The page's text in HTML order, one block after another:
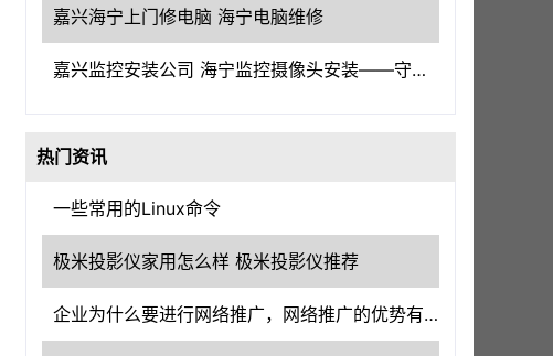
嘉兴海宁上门修电脑 海宁电脑维修
嘉兴监控安装公司 海宁监控摄像头安装——守护嘉兴，洞察一切
热门资讯
一些常用的Linux命令
极米投影仪家用怎么样 极米投影仪推荐
企业为什么要进行网络推广，网络推广的优势有哪些?